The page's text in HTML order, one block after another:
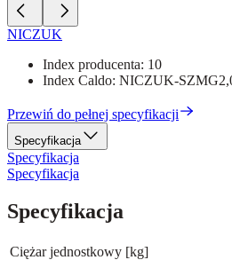
NICZUK
Index producenta: 10
Index Caldo: NICZUK-
Przewiń do pełnej specyfikacji
Specyfikacja
Specyfikacja
Specyfikacja
Specyfikacja
Ciężar jednostkowy [kg]